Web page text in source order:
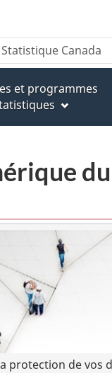
et programmes
protection de vos